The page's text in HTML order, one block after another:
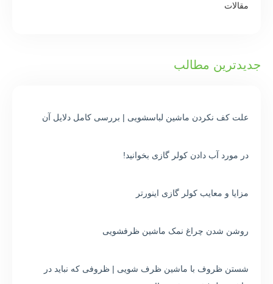
مقالات
جدیدترین مطالب
علت کف نکردن ماشین لباسشویی | بررسی کامل دلایل آن
در مورد آب دادن کولر گازی بخوانید!
مزایا و معایب کولر گازی اینورتر
روشن شدن چراغ نمک ماشین ظرفشویی
شستن ظروف با ماشین ظرف شویی | ظروفی که نباید در